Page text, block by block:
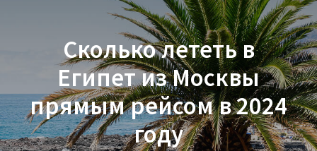
Сколько лететь в
Египет из Москвы
прямым рейсом в 2024
году